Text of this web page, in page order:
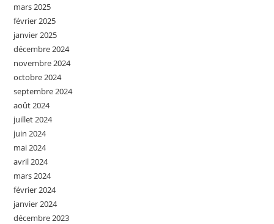
mars 2025
février 2025
janvier 2025
décembre 2024
novembre 2024
octobre 2024
septembre 2024
août 2024
juillet 2024
juin 2024
mai 2024
avril 2024
mars 2024
février 2024
janvier 2024
décembre 2023